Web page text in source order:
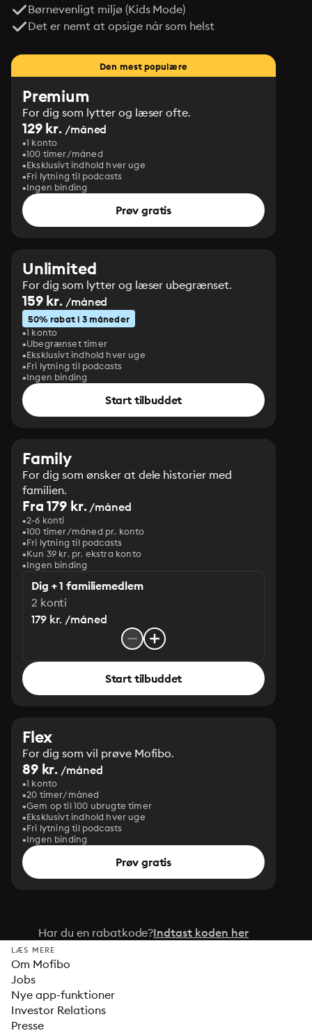
Børnevenligt miljø (Kids Mode)
Det er nemt at opsige når som helst
Den mest populære
Premium
For dig som lytter og læser ofte.
129 kr. /måned
1 konto
100 timer/måned
Eksklusivt indhold hver uge
Fri lytning til podcasts
Ingen binding
Prøv gratis
Unlimited
For dig som lytter og læser ubegrænset.
159 kr. /måned
50% rabat i 3 måneder
1 konto
Ubegrænset timer
Eksklusivt indhold hver uge
Fri lytning til podcasts
Ingen binding
Start tilbuddet
Family
For dig som ønsker at dele historier med
familien.
Fra 179 kr./måned
2-6 konti
100 timer/måned pr. konto
Fri lytning til podcasts
Kun 39 kr. pr. ekstra konto
Ingen binding
Dig + 1 familiemedlem
2 konti
179 kr. /måned
Start tilbuddet
Flex
For dig som vil prøve Mofibo.
89 kr. /måned
1 konto
20 timer/måned
Gem op til 100 ubrugte timer
Eksklusivt indhold hver uge
Fri lytning til podcasts
Ingen binding
Prøv gratis
Har du en rabatkode?Indtast koden her
LÆS MERE
Om Mofibo
Jobs
Nye app-funktioner
Investor Relations
Presse